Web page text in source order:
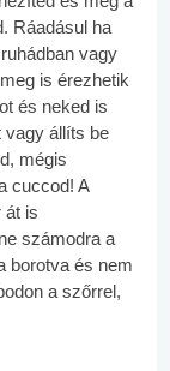
Ráadásul ha
vagy
is érezhetik
és neked is
vagy állíts be
mégis
cuccod! A
át is
számodra a
borotva és nem
a szőrrel,